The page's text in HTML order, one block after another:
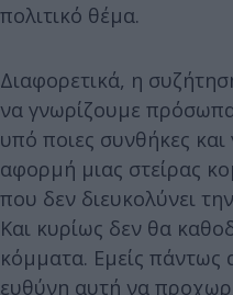
πολιτικό θέμα.
Διαφορετικά, η
να γνωρίζουμε
υπό ποιες συνθήκες και
αφορμή μιας στείρας
που δεν διευκολύνει
Και κυρίως δεν θα
κόμματα. Εμείς
ευθύνη αυτή να